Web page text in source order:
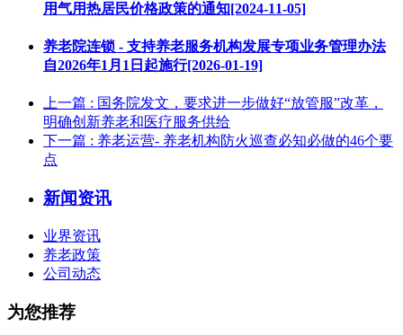
用气用热居民价格政策的通知[2024-11-05]
养老院连锁 - 支持养老服务机构发展专项业务管理办法
自2026年1月1日起施行[2026-01-19]
上一篇 : 国务院发文，要求进一步做好“放管服”改革，
明确创新养老和医疗服务供给
下一篇 : 养老运营- 养老机构防火巡查必知必做的46个要
点
新闻资讯
业界资讯
养老政策
公司动态
为您推荐